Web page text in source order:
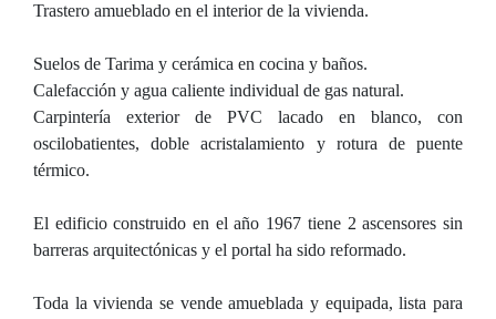
Trastero amueblado en el interior de la vivienda.
Suelos de Tarima y cerámica en cocina y baños.
Calefacción y agua caliente individual de gas natural.
Carpintería exterior de PVC lacado en blanco, con
oscilobatientes, doble acristalamiento y rotura de puente
térmico.
El edificio construido en el año 1967 tiene 2 ascensores sin
barreras arquitectónicas y el portal ha sido reformado.
Toda la vivienda se vende amueblada y equipada, lista para